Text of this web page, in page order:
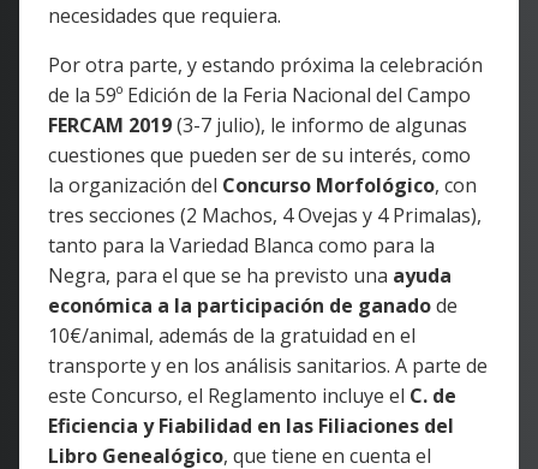
necesidades que requiera.
Por otra parte, y estando próxima la celebración
de la 59º Edición de la Feria Nacional del Campo
FERCAM 2019(3-7 julio), le informo de algunas
cuestiones que pueden ser de su interés, como
la organización del Concurso Morfológico, con
tres secciones (2 Machos, 4 Ovejas y 4 Primalas),
tanto para la Variedad Blanca como para la
Negra, para el que se ha previsto una ayuda
económica a la participación de ganadode
10€/animal, además de la gratuidad en el
transporte y en los análisis sanitarios. A parte de
este Concurso, el Reglamento incluye el C. de
Eficiencia y Fiabilidad en las Filiaciones del
Libro Genealógico, que tiene en cuenta el